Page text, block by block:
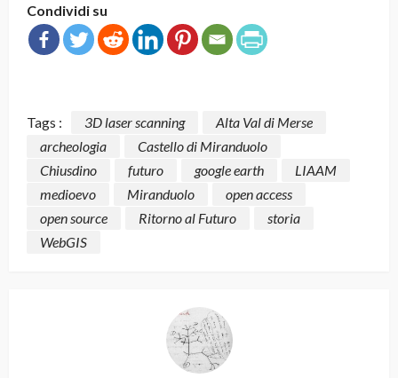
Condividi su
Tags : 3D laser scanning
Alta Val di Merse
archeologia
Castello di Miranduolo
Chiusdino
futuro google earth
LIAAM
medioevo
Miranduolo
open access
open source
Ritorno al Futuro
storia
WebGIS